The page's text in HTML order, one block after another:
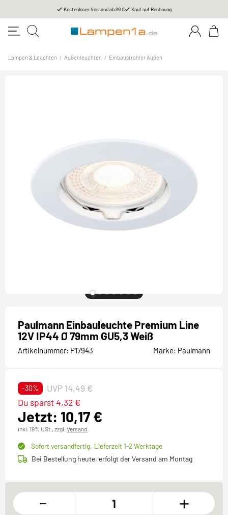
Kostenloser Versand ab 99 € Kauf auf Rechnung
Lampen & Leuchten / Außenleuchten / Einbaustrahler Außen
Paulmann Einbauleuchte Premium Line
12V IP44 Ø 79mm GU5,3 Weiß
Artikelnummer: P17943 Marke: Paulmann
-30% UVP 14,49 €
Jetzt: 10,17 €
Du sparst 4,32 €
inkl. 19% USt., zzgl. Versand
Sofort versandfertig, Lieferzeit 1-2 Werktage
Bei Bestellung heute, erfolgt der Versand am Montag
- +